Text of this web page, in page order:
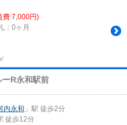
費 7,000円)
：0ヶ月
ーR永和駅前
内永和 」駅 徒歩2分
徒歩12分